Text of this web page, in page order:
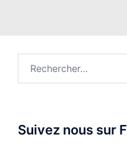
Suivez nous sur